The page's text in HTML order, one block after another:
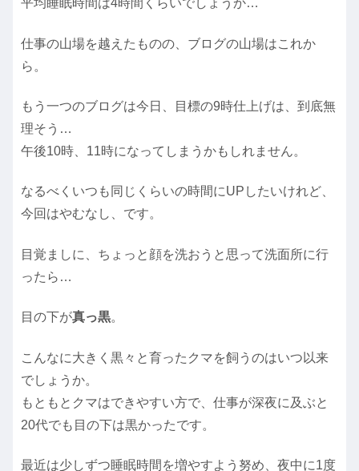
平均睡眠時間は4時間くらいでしょうか…
仕事の山場を越えたものの、ブログの山場はこれか
ら。
もう一つのブログは今日、目標の9時仕上げは、到底無
理そう…
午後10時、11時になってしまうかもしれません。
なるべくいつも同じくらいの時間にUPしたいけれど、
今回はやむなし、です。
目覚ましに、ちょっと顔を洗おうと思って洗面所に行
ったら…
目の下が真っ黒。
こんなに大きく黒々と育ったクマを飼うのはいつ以来
でしょうか。
もともとクマはできやすい方で、仕事が深夜に及ぶと
20代でも目の下は黒かったです。
最近は少しずつ睡眠時間を増やすよう努め、夜中に1度